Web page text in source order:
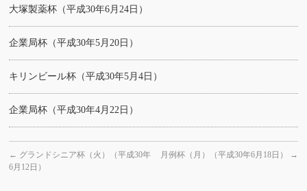
大塚製薬杯（平成30年6月24日）
企業局杯（平成30年5月20日）
キリンビール杯（平成30年5月4日）
企業局杯（平成30年4月22日）
← グランドシニア杯（火）（平成30年
6月12日）
月例杯（月）（平成30年6月18日） →